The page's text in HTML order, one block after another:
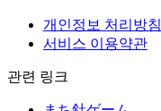
개인정보 처리방침
서비스 이용약관
관련 링크